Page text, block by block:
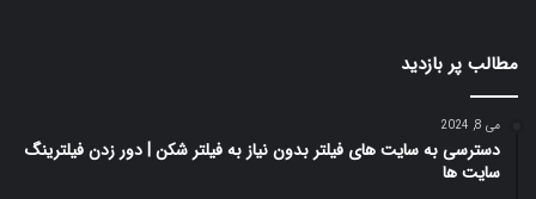
مطالب پر بازدید
می 8, 2024
دسترسی به سایت های فیلتر بدون نیاز به فیلتر شکن | دور زدن فیلترینگ
سایت ها